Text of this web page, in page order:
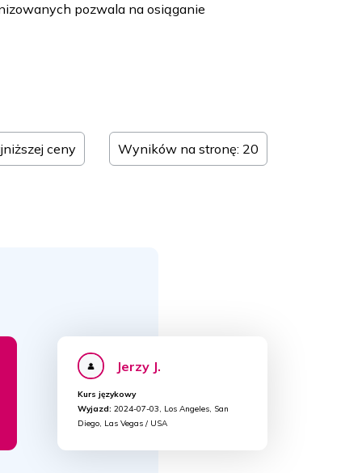
pozwala na osiąganie
ceny Wyników na stronę: 20
Jerzy J.
Kurs językowy
Wyjazd: 2024-07-03, Los Angeles, San
Diego, Las Vegas / USA